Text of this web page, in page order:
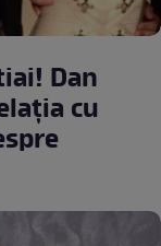
Dan
cu